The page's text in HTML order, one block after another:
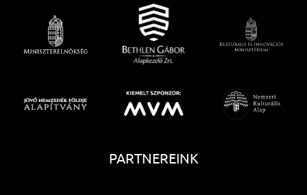
PARTNEREINK